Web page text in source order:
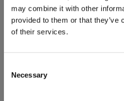
may combine it with other
provided to them or that they’ve
of their services.
Selection
Necessary